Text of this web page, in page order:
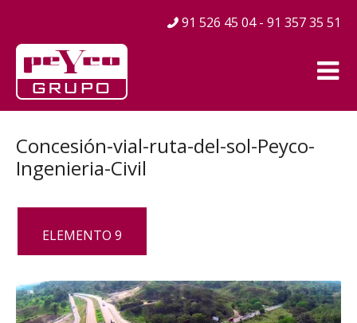
91 526 45 04 - 91 357 35 51
Concesión-vial-ruta-del-sol-Peyco-
Ingenieria-Civil
ELEMENTO 9